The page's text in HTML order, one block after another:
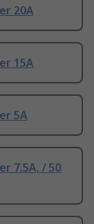
20A
15A
5A
7.5A, / 50